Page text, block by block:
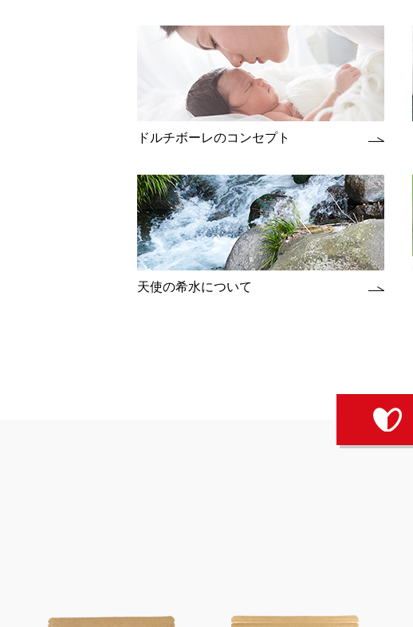
ドルチボーレのコンセプト
天使の希水について